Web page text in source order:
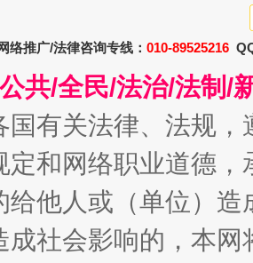
生生不息 一
络推广/法律咨询专线： 010-89525216
共/全民/法治/法制/
国有关法律、法规
定和网络职业道德
给他人或（单位）
成社会影响的，本